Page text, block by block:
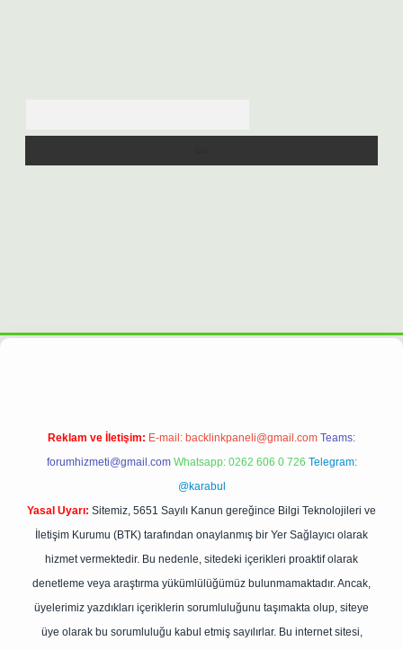
betexpergir.net
Reklam ve İletişim: E-mail: backlinkpaneli@gmail.com Teams:
forumhizmeti@gmail.com Whatsapp: 0262 606 0 726 Telegram:
@karabul
Yasal Uyarı: Sitemiz, 5651 Sayılı Kanun gereğince Bilgi Teknolojileri ve
İletişim Kurumu (BTK) tarafından onaylanmış bir Yer Sağlayıcı olarak
hizmet vermektedir. Bu nedenle, sitedeki içerikleri proaktif olarak
denetleme veya araştırma yükümlülüğümüz bulunmamaktadır. Ancak,
üyelerimiz yazdıkları içeriklerin sorumluluğunu taşımakta olup, siteye
üye olarak bu sorumluluğu kabul etmiş sayılırlar. Bu internet sitesi,